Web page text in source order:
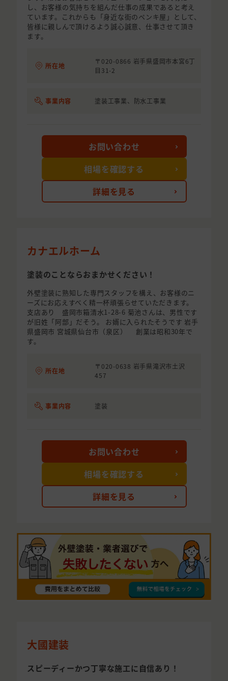
し、お客様の気持ちを組んだ仕事の成果であると考え
ています。これからも「身近な街のペンキ屋」として、
皆様に親しんで頂けるよう誠心誠意、仕事させて頂き
ます。
所在地
〒020-0866 岩手県盛岡市本宮6丁
目31-2
事業内容 塗装工事業、防水工事業
詳細を見る
お問い合わせ
相場を確認する
カナエルホーム
塗装のことならおまかせください！
外壁塗装に熟知した専門スタッフを構え、お客様のニ
ーズにお応えすべく精一杯頑張らせていただきます。
支店あり 盛岡市箱清水1-28-6 菊池さんは、男性です
が旧姓「阿部」だそう。 お婿に入られたそうです 岩手
県盛岡市 宮城県仙台市（泉区） 創業は昭和30年で
す。
所在地
〒020-0638 岩手県滝沢市土沢
457
事業内容 塗装
詳細を見る
お問い合わせ
相場を確認する
大國建装
スピーディーかつ丁寧な施工に自信あり！